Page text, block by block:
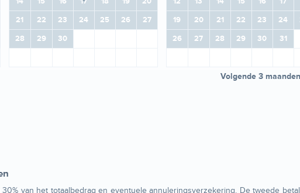
21
22 23 24 25 26
27
28
29 30
19
20 21 22 23 24
26
27 28 29 30 31
Volgende 3 maanden
van het totaalbedrag en eventuele annuleringsverzekering. De tweede